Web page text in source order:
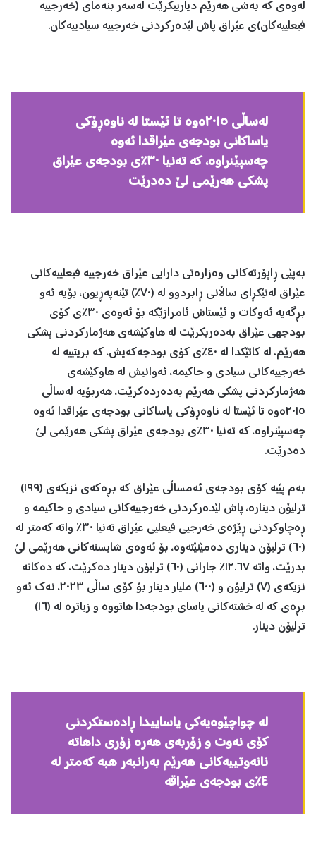
له‌وه‌ی كه‌ به‌شی هه‌رێم دیاریبكرێت له‌سه‌ر بنه‌مای (خه‌رجییه‌
فیعلییه‌كان)ی عێراق پاش لێده‌ركردنی خه‌رجییه سیادییه‌كان.
له‌ساڵی ٢٠١٥ه‌وه‌ تا ئێستا له‌ ناوه‌ڕۆكی
یاساكانی بودجه‌ی عێراقدا ئه‌وه‌
چه‌سپێنراوه‌، كه‌ ته‌نیا ٣٠٪ی بودجه‌ی عێراق
پشكی هه‌رێمی لێ ده‌درێت
به‌پێی ڕاپۆرته‌كانی وه‌زاره‌تی دارایی عێراق خه‌رجییه‌ فیعلییه‌كانی
عێراق له‌تێكڕای ساڵانی ڕابردوو له‌ (٧٠٪) تێنه‌په‌ڕیون، بۆیه‌ ئه‌و
بڕگه‌یه‌ ئه‌وكات و ئێستاش ئامرازێكه‌ بۆ ئه‌وه‌ی ٣٠٪ی كۆی
بودجهی‌ عێراق به‌ده‌ربكرێت له‌ هاوكێشه‌ی هه‌ژماركردنی پشكی
هه‌رێم، له‌ كاتێكدا له‌ ٤٠٪ی كۆی بودجه‌كه‌یش، كه‌ بریتییه‌ له‌
خه‌رجییه‌كانی سیادی و حاكیمه‌، ئه‌وانیش له‌ هاوكێشه‌ی
هه‌ژماركردنی پشكی هه‌رێم به‌ده‌رده‌كرێت، هه‌ربۆیه‌ له‌ساڵی
٢٠١٥ه‌وه‌ تا ئێستا له‌ ناوه‌ڕۆكی یاساكانی بودجه‌ی عێراقدا ئه‌وه‌
چه‌سپێنراوه‌، كه‌ ته‌نیا ٣٠٪ی بودجه‌ی عێراق پشكی هه‌رێمی لێ
ده‌درێت.
به‌م پێیه‌ كۆی بودجه‌ی ئه‌مساڵی عێراق كه‌ بڕه‌كه‌ی نزیكه‌ی (١٩٩)
ترلیۆن دیناره،‌ پاش لێده‌ركردنی خه‌رجییه‌كانی سیادی و حاكیمه‌ و
ڕه‌چاوكردنی ڕێژه‌ی خه‌رجیی فیعلیی عێراق ته‌نیا ٣٠٪ واته‌ كه‌متر له‌
(٦٠) ترلیۆن دیناری ده‌مێنێته‌وه‌، بۆ ئه‌وه‌ی شایسته‌كانی هه‌رێمی لێ
بدرێت، واته‌ ١٢.٦٧٪ جارانی (٦٠) ترلیۆن دینار ده‌كرێت، كه‌ ده‌كاته‌
نزیكه‌ی (٧) ترلیۆن و (٦٠٠) ملیار دینار بۆ كۆی ساڵی ٢٠٢٣، نه‌ك ئه‌و
بڕه‌ی كه‌ له‌ خشته‌كانی یاسای بودجه‌دا هاتووه ‌و زیاتره‌ له‌ (١٦)
ترلیۆن دینار.
له‌ چواچێوه‌یه‌كی یاساییدا ڕاده‌ستكردنی
كۆی نه‌وت و زۆربه‌ی هه‌ره‌ زۆری داهاته‌
نانه‌وتییه‌كانی هه‌رێم به‌رانبه‌ر هبه‌ كه‌متر له‌
٤٪ی بودجه‌ی عێراقه‌